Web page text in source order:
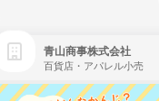
青山商事株式会社
百貨店・アパレル小売